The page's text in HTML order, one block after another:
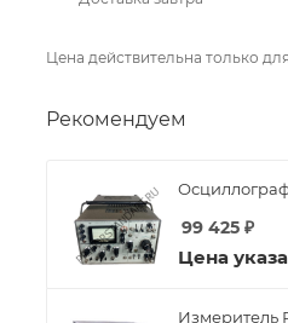
Цена действительна только
Рекомендуем
99 425 ₽
Цена
Измеритель